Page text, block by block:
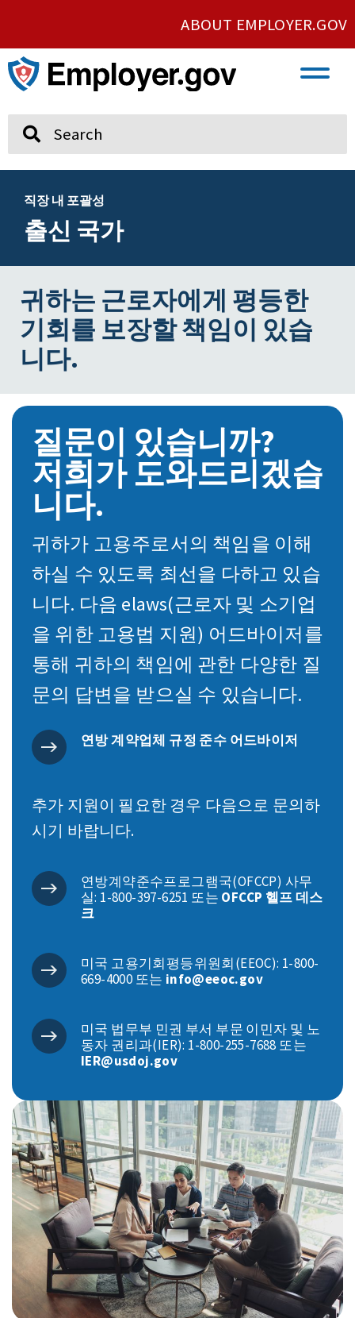
ABOUT EMPLOYER.GOV
직장 내 포괄성
출신 국가
귀하는 근로자에게 평등한
기회를 보장할 책임이 있습
니다.
질문이 있습니까?
저희가 도와드리겠습
니다.
귀하가 고용주로서의 책임을 이해
하실 수 있도록 최선을 다하고 있습
니다. 다음 elaws(근로자 및 소기업
을 위한 고용법 지원) 어드바이저를
통해 귀하의 책임에 관한 다양한 질
문의 답변을 받으실 수 있습니다.
연방 계약업체 규정 준수 어드바이저
추가 지원이 필요한 경우 다음으로 문의하
시기 바랍니다.
연방계약준수프로그램국(OFCCP) 사무
실: 1-800-397-6251 또는 OFCCP 헬프 데스
크
미국 고용기회평등위원회(EEOC): 1-800-
669-4000 또는 info@eeoc.gov
미국 법무부 민권 부서 부문 이민자 및 노
동자 권리과(IER): 1-800-255-7688 또는
IER@usdoj.gov